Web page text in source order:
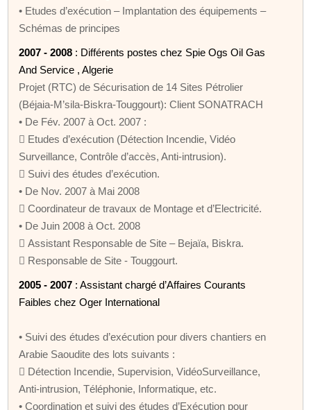
• Etudes d’exécution – Implantation des équipements –
Schémas de principes
2007 - 2008 : Différents postes chez Spie Ogs Oil Gas
And Service , Algerie
Projet (RTC) de Sécurisation de 14 Sites Pétrolier
(Béjaia-M’sila-Biskra-Touggourt): Client SONATRACH
• De Fév. 2007 à Oct. 2007 :
 Etudes d’exécution (Détection Incendie, Vidéo
Surveillance, Contrôle d’accès, Anti-intrusion).
 Suivi des études d’exécution.
• De Nov. 2007 à Mai 2008
 Coordinateur de travaux de Montage et d’Electricité.
• De Juin 2008 à Oct. 2008
 Assistant Responsable de Site – Bejaïa, Biskra.
 Responsable de Site - Touggourt.
2005 - 2007 : Assistant chargé d’Affaires Courants
Faibles chez Oger International
• Suivi des études d’exécution pour divers chantiers en
Arabie Saoudite des lots suivants :
 Détection Incendie, Supervision, VidéoSurveillance,
Anti-intrusion, Téléphonie, Informatique, etc.
• Coordination et suivi des études d’Exécution pour